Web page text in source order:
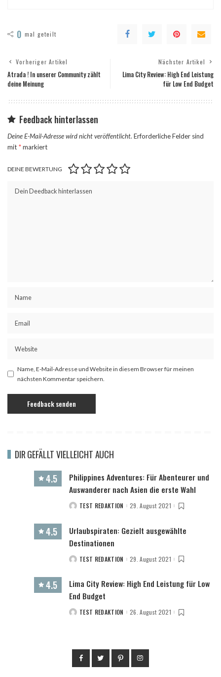
0 mal geteilt
Vorheriger Artikel
Atrada ! In unserer Community zählt
deine Meinung
Nächster Artikel
Lima City Review: High End Leistung
für Low End Budget
Feedback hinterlassen
Deine E-Mail-Adresse wird nicht veröffentlicht. Erforderliche Felder sind
mit *markiert
DEINE BEWERTUNG
Name, E-Mail-Adresse und Website in diesem Browser für meinen
nächsten Kommentar speichern.
DIR GEFÄLLT VIELLEICHT AUCH
4.5
Philippines Adventures: Für Abenteurer und
Auswanderer nach Asien die erste Wahl
POSTEDTEST REDAKTION 29. August 2021
4.5
Urlaubspiraten: Gezielt ausgewählte
Destinationen
POSTEDTEST REDAKTION 29. August 2021
4.5
Lima City Review: High End Leistung für Low
End Budget
POSTEDTEST REDAKTION 26. August 2021